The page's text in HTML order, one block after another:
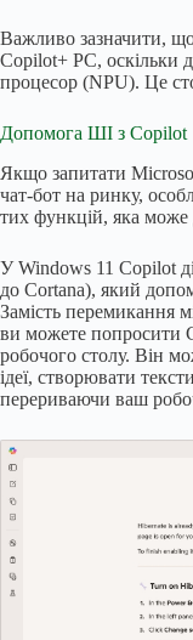
Важливо зазначити,
Copilot+ PC, оскільки
процесор (NPU). Це
Допомога ШІ з Copilot
Якщо запитати
чат-бот на ринку,
тих функцій, яка
У Windows 11 Copilot
до Cortana), який
Замість перемикання
ви можете попросити
робочого столу. Він
ідеї, створювати
перериваючи ваш